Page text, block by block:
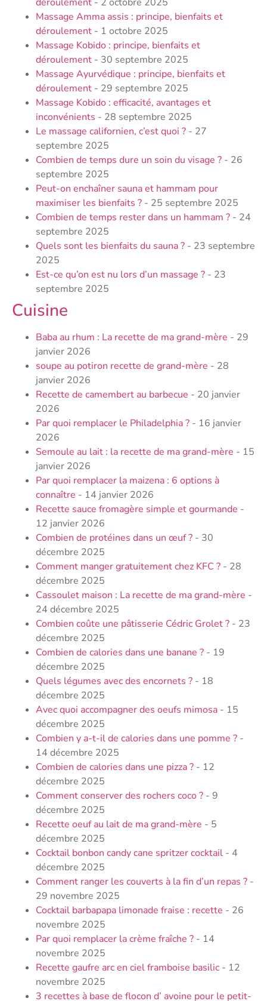
Massage Amma assis : principe, bienfaits et
déroulement - 1 octobre 2025
Massage Kobido : principe, bienfaits et
déroulement - 30 septembre 2025
Massage Ayurvédique : principe, bienfaits et
déroulement - 29 septembre 2025
Massage Kobido : efficacité, avantages et
inconvénients - 28 septembre 2025
Le massage californien, c’est quoi ? - 27
septembre 2025
Combien de temps dure un soin du visage​ ? - 26
septembre 2025
Peut-on enchaîner sauna et hammam pour
maximiser les bienfaits ? - 25 septembre 2025
Combien de temps rester dans un hammam ? - 24
septembre 2025
Quels sont les bienfaits du sauna​ ? - 23 septembre
2025
Est-ce qu’on est nu lors d’un massage ? - 23
septembre 2025
Cuisine
Baba au rhum : La recette de ma grand-mère - 29
janvier 2026
soupe au potiron recette de grand-mère - 28
janvier 2026
Recette de camembert au barbecue - 20 janvier
2026
Par quoi remplacer le Philadelphia ? - 16 janvier
2026
Semoule au lait : la recette de ma grand-mère - 15
janvier 2026
Par quoi remplacer la maizena : 6 options à
connaître - 14 janvier 2026
Recette sauce fromagère simple et gourmande -
12 janvier 2026
Combien de protéines dans un œuf ? - 30
décembre 2025
Comment manger gratuitement chez KFC ? - 28
décembre 2025
Cassoulet maison : La recette de ma grand-mère -
24 décembre 2025
Combien coûte une pâtisserie Cédric Grolet ? - 23
décembre 2025
Combien de calories dans une banane ? - 19
décembre 2025
Quels légumes avec des encornets ? - 18
décembre 2025
Avec quoi accompagner des oeufs mimosa - 15
décembre 2025
Combien y a-t-il de calories dans une pomme ? -
14 décembre 2025
Combien de calories dans une pizza ? - 12
décembre 2025
Comment conserver des rochers coco ? - 9
décembre 2025
Recette oeuf au lait de ma grand-mère - 5
décembre 2025
Cocktail bonbon candy cane spritzer cocktail - 4
décembre 2025
Comment ranger les couverts à la fin d’un repas ? -
29 novembre 2025
Cocktail barbapapa limonade fraise : recette - 26
novembre 2025
Par quoi remplacer la crème fraîche ? - 14
novembre 2025
Recette gaufre arc en ciel framboise basilic - 12
novembre 2025
3 recettes à base de flocon d’ avoine pour le petit-